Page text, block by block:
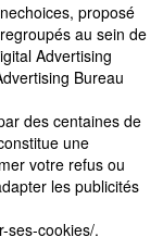
proposé
au sein de
Advertising
Bureau
des centaines de
une
votre refus ou
les publicités
ses-cookies/.